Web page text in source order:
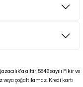
aittir. 5846 sayılı Fikir ve
çoğaltılamaz. Kredi kartı